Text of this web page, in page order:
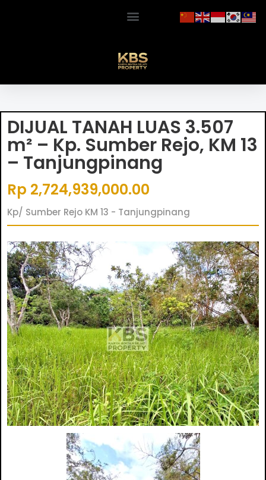
DIJUAL TANAH LUAS 3.507
m² – Kp. Sumber Rejo, KM 13
– Tanjungpinang
Rp 2,724,939,000.00
Kp/ Sumber Rejo KM 13 - Tanjungpinang